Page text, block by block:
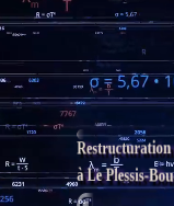
à Le Plessis-